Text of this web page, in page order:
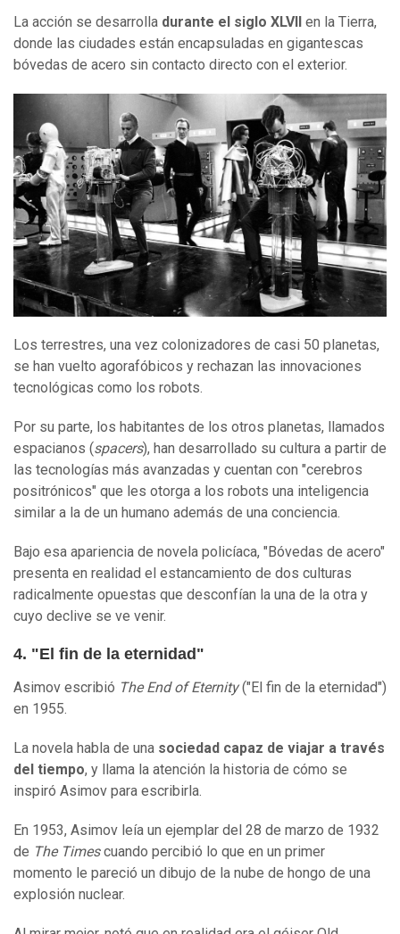
La acción se desarrolla durante el siglo XLVII en la Tierra,
donde las ciudades están encapsuladas en gigantescas
bóvedas de acero sin contacto directo con el exterior.
Los terrestres, una vez colonizadores de casi 50 planetas,
se han vuelto agorafóbicos y rechazan las innovaciones
tecnológicas como los robots.
Por su parte, los habitantes de los otros planetas, llamados
espacianos (spacers), han desarrollado su cultura a partir de
las tecnologías más avanzadas y cuentan con "cerebros
positrónicos" que les otorga a los robots una inteligencia
similar a la de un humano además de una conciencia.
Bajo esa apariencia de novela policíaca, "Bóvedas de acero"
presenta en realidad el estancamiento de dos culturas
radicalmente opuestas que desconfían la una de la otra y
cuyo declive se ve venir.
4. "El fin de la eternidad"
Asimov escribió The End of Eternity("El fin de la eternidad")
en 1955.
La novela habla de una sociedad capaz de viajar a través
del tiempo, y llama la atención la historia de cómo se
inspiró Asimov para escribirla.
En 1953, Asimov leía un ejemplar del 28 de marzo de 1932
de The Timescuando percibió lo que en un primer
momento le pareció un dibujo de la nube de hongo de una
explosión nuclear.